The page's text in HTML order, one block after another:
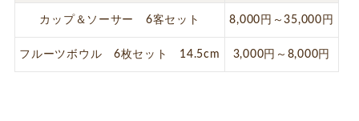
カップ＆ソーサー 6客セット 8,000円～35,000円
フルーツボウル 6枚セット 14.5cm 3,000円～8,000円